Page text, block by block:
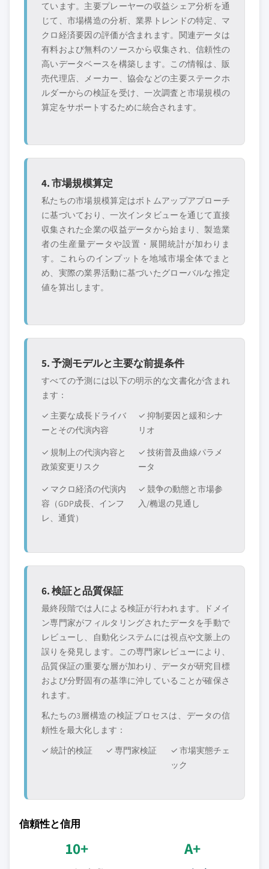
ています。主要プレーヤーの収益シェア分析を通
じて、市場構造の分析、業界トレンドの特定、マ
クロ経済要因の評価が含まれます。関連データは
有料および無料のソースから収集され、信頼性の
高いデータベースを構築します。この情報は、販
売代理店、メーカー、協会などの主要ステークホ
ルダーからの検証を受け、一次調査と市場規模の
算定をサポートするために統合されます。
4. 市場規模算定
私たちの市場規模算定はボトムアップアプローチ
に基づいており、一次インタビューを通じて直接
収集された企業の収益データから始まり、製造業
者の生産量データや設置・展開統計が加わりま
す。これらのインプットを地域市場全体でまと
め、実際の業界活動に基づいたグローバルな推定
値を算出します。
5. 予測モデルと主要な前提条件
すべての予測には以下の明示的な文書化が含まれ
ます：
✓ 主要な成長ドライバ
ーとその代演内容
✓ 抑制要因と緩和シナ
リオ
✓ 規制上の代演内容と
政策変更リスク
✓ 技術普及曲線パラメ
ータ
✓ マクロ経済の代演内
容（GDP成長、インフ
レ、通貨）
✓ 競争の動態と市場参
入/椭退の見通し
6. 検証と品質保証
最終段階では人による検証が行われます。ドメイ
ン専門家がフィルタリングされたデータを手動で
レビューし、自動化システムには視点や文脈上の
誤りを発見します。この専門家レビューにより、
品質保証の重要な層が加わり、データが研究目標
および分野固有の基準に沖していることが確保さ
れます。
私たちの3層構造の検証プロセスは、データの信
頼性を最大化します：
✓ 統計的検証
✓ 専門家検証
✓ 市場実態チェ
ック
信頼性と信用
10+ A+